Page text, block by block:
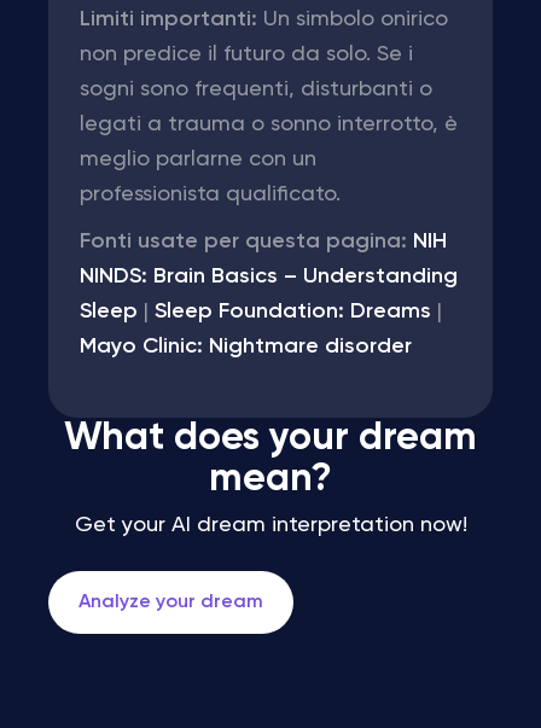
Limiti importanti: Un simbolo onirico
non predice il futuro da solo. Se i
sogni sono frequenti, disturbanti o
legati a trauma o sonno interrotto, è
meglio parlarne con un
professionista qualificato.
Fonti usate per questa pagina: NIH
NINDS: Brain Basics – Understanding
Sleep
Sleep Foundation: Dreams
Mayo Clinic: Nightmare disorder
What does your dream
mean?
Get your AI dream interpretation now!
Analyze your dream